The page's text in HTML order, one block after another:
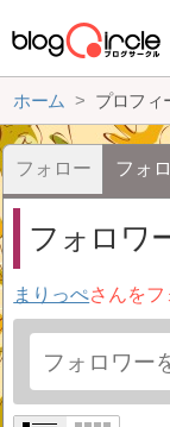
ホーム プロフィ
フォロー フォ
フォロワ
まりっぺさんをフ